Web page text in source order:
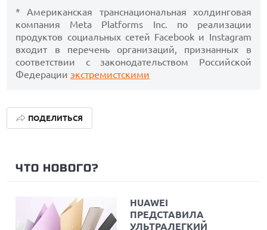
* Американская транснациональная холдинговая
компания Meta Platforms Inc. по реализации
продуктов социальных сетей Facebook и Instagram
входит в перечень организаций, признанных в
соответствии с законодательством Российской
Федерацииэкстремистскими
ПОДЕЛИТЬСЯ
ЧТО НОВОГО?
HUAWEI
ПРЕДСТАВИЛА
УЛЬТРАЛЕГКИЙ